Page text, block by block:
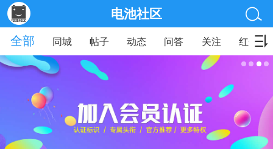
电池社区
全部
同城 帖子 动态 问答 关注 红包